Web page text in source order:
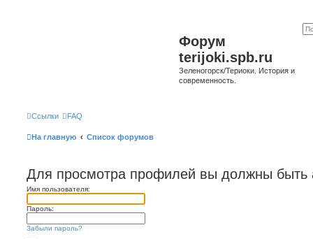
Форум
terijoki.spb.ru
Зеленогорск/Териоки. История и
современность.
Ссылки FAQ
На главную Список форумов
Для просмотра профилей вы должны быть
Имя пользователя:
Пароль:
Забыли пароль?